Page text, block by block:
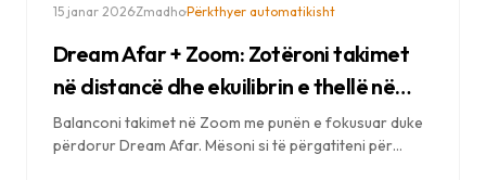
15 janar 2026·Zmadho·Përkthyer automatikisht
Dream Afar + Zoom: Zotëroni takimet
në distancë dhe ekuilibrin e thellë në
punë
Balanconi takimet në Zoom me punën e fokusuar duke
përdorur Dream Afar. Mësoni si të përgatiteni për